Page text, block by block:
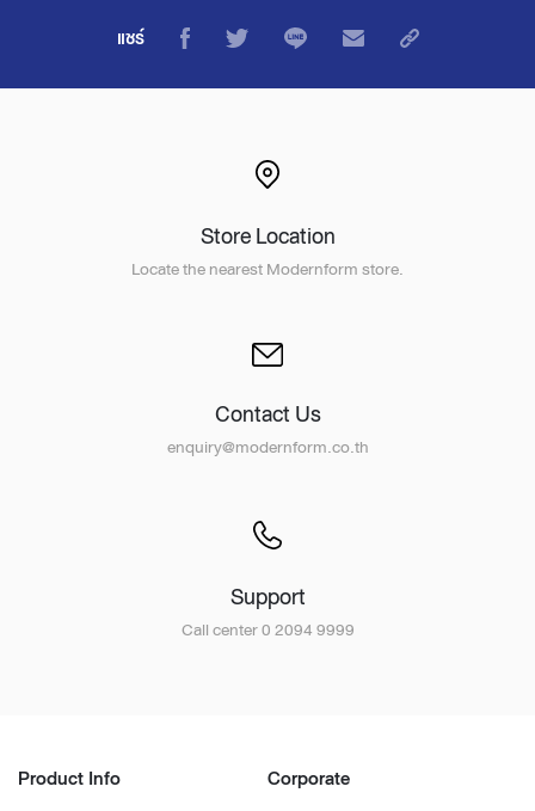
แชร์
Store Location
Locate the nearest Modernform store.
Contact Us
enquiry@modernform.co.th
Support
Call center 0 2094 9999
Product Info Corporate